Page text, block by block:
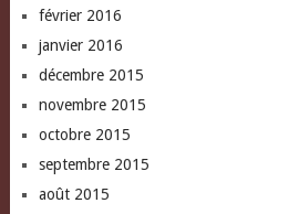
février 2016
janvier 2016
décembre 2015
novembre 2015
octobre 2015
septembre 2015
août 2015